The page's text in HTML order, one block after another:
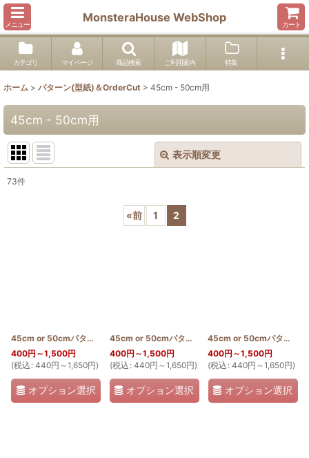
メニュー
MonsteraHouse WebShop
カート
カテゴリ マイページ 商品検索 ご利用案内 特集
ホーム > パターン(型紙)＆OrderCut > 45cm - 50cm用
45cm - 50cm用
表示順変更
73件
«前 1 2
45cm or 50cmパターン(モンステラ２) [PATTERN_T50_MON2]
400円 ～1,500円
(税込 : 440円 ～1,650円)
オプション選択
45cm or 50cmパターン(エンゼルストランペット)
400円 ～1,500円
(税込 : 440円 ～1,650円)
オプション選択
45cm or 50cmパターン(ヤシの木2)
400円 ～1,500円
(税込 : 440円 ～1,650円)
オプション選択